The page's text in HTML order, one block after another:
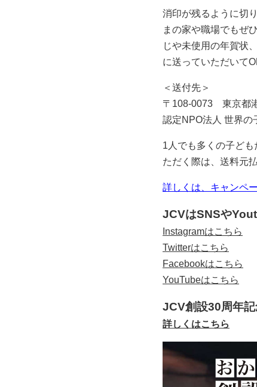
消印が残るように切
まの家や職場でもぜ
じや未使用の年賀状
に送っていただいて
＜送付先＞
〒108-0073 東京都
認定NPO法人 世界の
1人でも多くの子ど
ただく際は、送料元
詳しくは、キャンペ
JCVはSNSや
Instagramはこちら
Twitterはこちら
Facebookはこちら
YouTubeはこちら
JCV創設30周年
詳しくはこちら